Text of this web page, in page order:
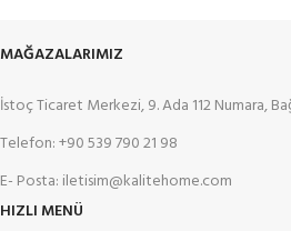
MAĞAZALARIMIZ
İstoç Ticaret Merkezi, 9. Ada 112 Numara,
Telefon: +90 539 790 21 98
E- Posta: iletisim@kalitehome.com
HIZLI MENÜ